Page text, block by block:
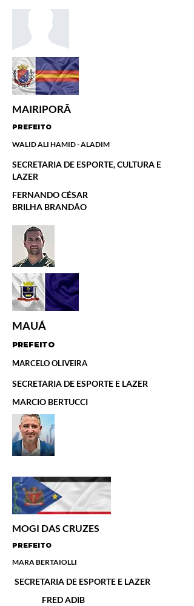
MAIRIPORÃ
PREFEITO
WALID ALI HAMID - ALADIM
SECRETARIA DE ESPORTE, CULTURA E
LAZER
FERNANDO CÉSAR
BRILHA BRANDÃO
MAUÁ
PREFEITO
MARCELO OLIVEIRA
SECRETARIA DE ESPORTE E LAZER
MARCIO BERTUCCI
MOGI DAS CRUZES
PREFEITO
MARA BERTAIOLLI
SECRETARIA DE ESPORTE E LAZER
FRED ADIB